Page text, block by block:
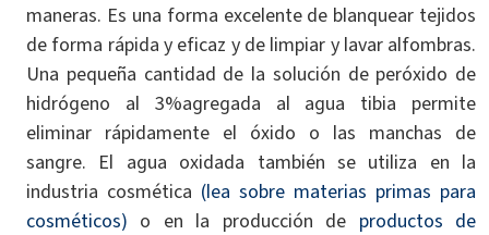
maneras. Es una forma excelente de blanquear tejidos
de forma rápida y eficaz y de limpiar y lavar alfombras.
Una pequeña cantidad de la solución de peróxido de
hidrógeno al 3%agregada al agua tibia permite
eliminar rápidamente el óxido o las manchas de
sangre. El agua oxidada también se utiliza en la
industria cosmética (lea sobre materias primas para
cosméticos) o en la producción de productos de